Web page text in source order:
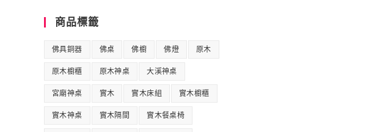
商品標籤
佛具銅器 佛桌 佛櫥 佛燈 原木
原木櫥櫃 原木神桌 大溪神桌
宮廟神桌 實木 實木床組 實木櫥櫃
實木神桌 實木隔間 實木餐桌椅